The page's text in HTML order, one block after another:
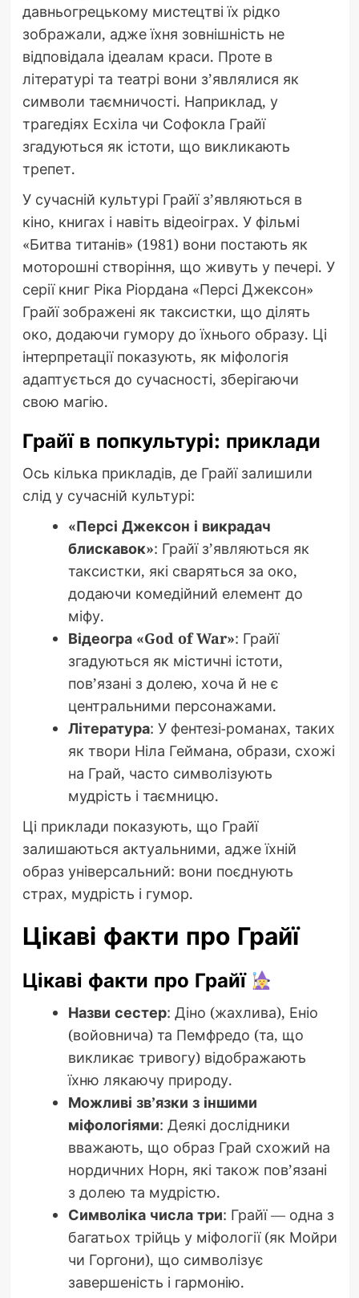
давньогрецькому мистецтві їх рідко
зображали, адже їхня зовнішність не
відповідала ідеалам краси. Проте в
літературі та театрі вони з’являлися як
символи таємничості. Наприклад, у
трагедіях Есхіла чи Софокла Грайї
згадуються як істоти, що викликають
трепет.
У сучасній культурі Грайї з’являються в
кіно, книгах і навіть відеоіграх. У фільмі
«Битва титанів» (1981) вони постають як
моторошні створіння, що живуть у печері. У
серії книг Ріка Ріордана «Персі Джексон»
Грайї зображені як таксистки, що ділять
око, додаючи гумору до їхнього образу. Ці
інтерпретації показують, як міфологія
адаптується до сучасності, зберігаючи
свою магію.
Грайї в попкультурі: приклади
Ось кілька прикладів, де Грайї залишили
слід у сучасній культурі:
«Персі Джексон і викрадач
блискавок»: Грайї з’являються як
таксистки, які сваряться за око,
додаючи комедійний елемент до
міфу.
Відеогра «God of War»: Грайї
згадуються як містичні істоти,
пов’язані з долею, хоча й не є
центральними персонажами.
Література: У фентезі-романах, таких
як твори Ніла Геймана, образи, схожі
на Грай, часто символізують
мудрість і таємницю.
Ці приклади показують, що Грайї
залишаються актуальними, адже їхній
образ універсальний: вони поєднують
страх, мудрість і гумор.
Цікаві факти про Грайї
Цікаві факти про Грайї
Назви сестер: Діно (жахлива), Еніо
(войовнича) та Пемфредо (та, що
викликає тривогу) відображають
їхню лякаючу природу.
Можливі зв’язки з іншими
міфологіями: Деякі дослідники
вважають, що образ Грай схожий на
нордичних Норн, які також пов’язані
з долею та мудрістю.
Символіка числа три: Грайї — одна з
багатьох трійць у міфології (як Мойри
чи Горгони), що символізує
завершеність і гармонію.